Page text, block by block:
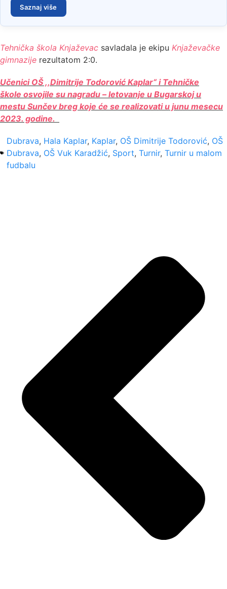
Saznaj više
Tehnička škola Knjaževac savladala je ekipu Knjaževačke
gimnazije rezultatom 2:0.
Učenici OŠ ,,Dimitrije Todorović Kaplar“ i Tehničke
škole osvojile su nagradu – letovanje u Bugarskoj u
mestu Sunčev breg koje će se realizovati u junu mesecu
2023. godine.
Dubrava, Hala Kaplar, Kaplar, OŠ Dimitrije Todorović, OŠ
Dubrava, OŠ Vuk Karadžić, Sport, Turnir, Turnir u malom
fudbalu